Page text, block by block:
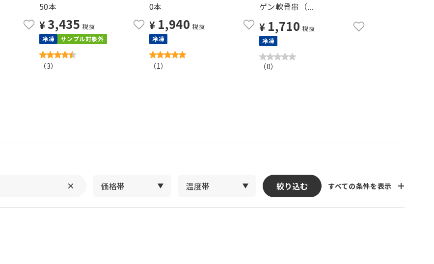
50本
¥ 3,435 税抜
冷凍
サンプル対象外
（3）
0本
¥ 1,940 税抜
冷凍
（1）
ゲン軟骨串（...
¥ 1,710 税抜
冷凍
（0）
価格帯 温度帯 絞り込む すべての条件を表示